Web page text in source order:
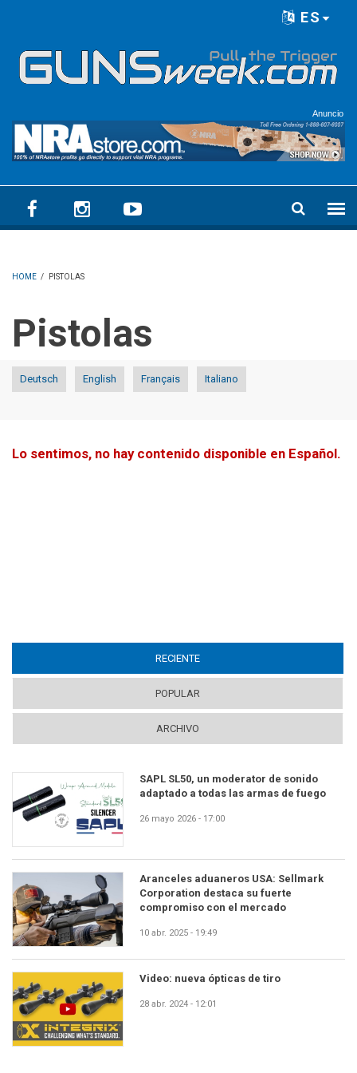
ES
Anuncio
HOME / PISTOLAS
Pistolas
Deutsch English Français Italiano
Lo sentimos, no hay contenido disponible en Español.
RECIENTE
POPULAR
ARCHIVO
SAPL SL50, un moderator de sonido
adaptado a todas las armas de fuego
26 mayo 2026 - 17:00
Aranceles aduaneros USA: Sellmark
Corporation destaca su fuerte
compromiso con el mercado
10 abr. 2025 - 19:49
Video: nueva ópticas de tiro
28 abr. 2024 - 12:01